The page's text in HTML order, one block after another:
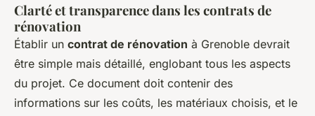
Clarté et transparence dans les contrats de
rénovation
Établir un contrat de rénovation à Grenoble devrait
être simple mais détaillé, englobant tous les aspects
du projet. Ce document doit contenir des
informations sur les coûts, les matériaux choisis, et le